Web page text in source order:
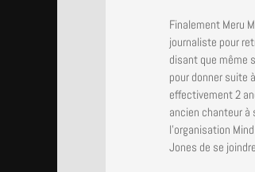
Finalement Meru
journaliste pour
disant que même
pour donner suite
effectivement 2
ancien chanteur à
l’organisation
Jones de se